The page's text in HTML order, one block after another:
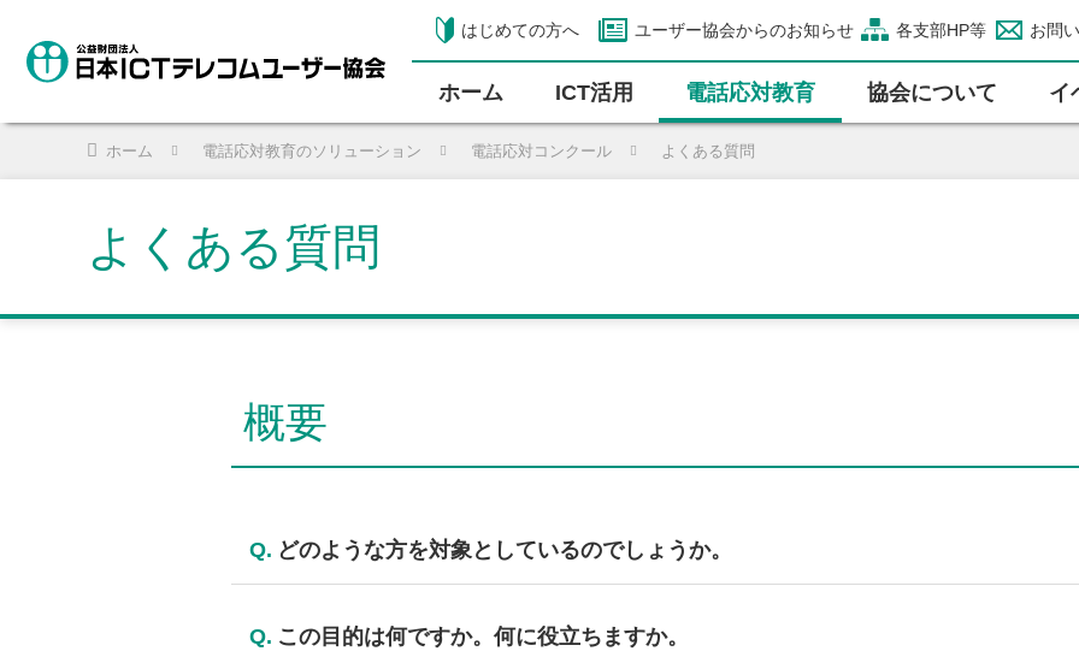
はじめての方へ ユーザー協会からのお知らせ 各支部HP等 お問
ホーム ICT活⽤ 電話応対教育 協会について イ
ホーム 電話応対教育のソリューション 電話応対コンクール よくある質問
よくある質問
概要
Q. どのような方を対象としているのでしょうか。
※過去に電話応対コンクール全国大会で優勝もしくは準優勝された方を除きます。
Q. この目的は何ですか。何に役立ちますか。